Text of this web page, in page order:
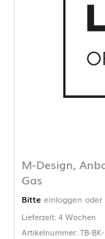
M-Design,
Gas
Bitte einloggen
Lieferzeit: 4 Wochen
Artikelnummer: TB-